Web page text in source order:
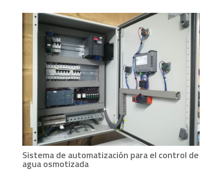
Sistema de automatización para el control de
agua osmotizada